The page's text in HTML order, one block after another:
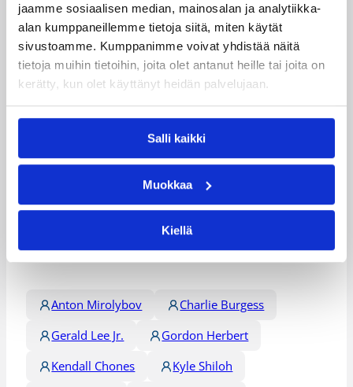
jaamme sosiaalisen median, mainosalan ja analytiikka-
alan kumppaneillemme tietoja siitä, miten käytät
sivustoamme. Kumppanimme voivat yhdistää näitä
tietoja muihin tietoihin, joita olet antanut heille tai joita on
kerätty, kun olet käyttänyt heidän palvelujaan.
Salli kaikki
Muokkaa
Kiellä
RSV Eintracht – Hannover Tigers 69-67 (17-11, 38-
32, 51-50)
Eintracht: Richard Thomas 16/1.
Hannover:Kendall Chones 19/3.
Hannover Tigersin päävalmentajana Anton
Henkilöt
Anton Mirolybov
Charlie Burgess
Gerald Lee Jr.
Gordon Herbert
Kendall Chones
Kyle Shiloh